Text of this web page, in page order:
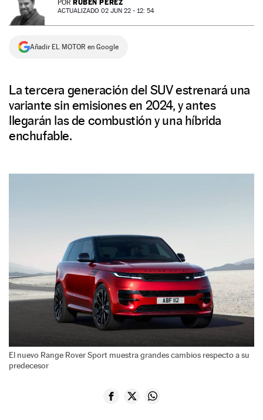
NEWSLETTER
SÍGUENOS
POR RUBÉN PÉREZ
ACTUALIZADO 02 JUN 22 - 12: 54
Añadir EL MOTOR en Google
La tercera generación del SUV estrenará una
variante sin emisiones en 2024, y antes
llegarán las de combustión y una híbrida
enchufable.
El nuevo Range Rover Sport muestra grandes cambios respecto a su
predecesor